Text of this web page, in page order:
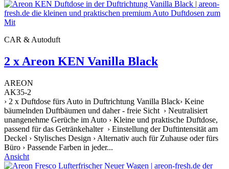
CAR & Autoduft
2 x Areon KEN Vanilla Black
AREON
AK35-2
› 2 x Duftdose fürs Auto in Duftrichtung Vanilla Black› Keine
bäumelnden Duftbäumen und daher - freie Sicht › Neutralisiert
unangenehme Gerüche im Auto › Kleine und praktische Duftdose,
passend für das Getränkehalter › Einstellung der Duftintensität am
Deckel › Stylisches Design › Alternativ auch für Zuhause oder fürs
Büro › Passende Farben in jeder...
Ansicht